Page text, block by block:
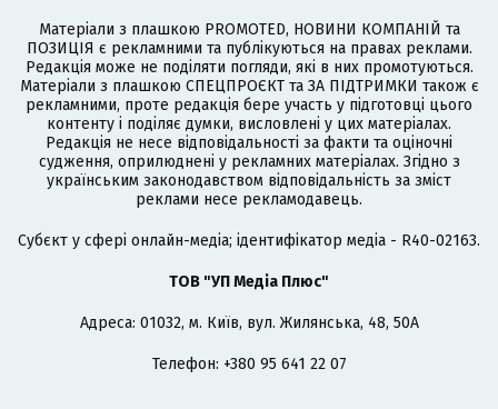
Матеріали з плашкою PROMOTED, НОВИНИ КОМПАНІЙ та
ПОЗИЦІЯ є рекламними та публікуються на правах реклами.
Редакція може не поділяти погляди, які в них промотуються.
Матеріали з плашкою СПЕЦПРОЄКТ та ЗА ПІДТРИМКИ також є
рекламними, проте редакція бере участь у підготовці цього
контенту і поділяє думки, висловлені у цих матеріалах.
Редакція не несе відповідальності за факти та оціночні
судження, оприлюднені у рекламних матеріалах. Згідно з
українським законодавством відповідальність за зміст
реклами несе рекламодавець.
Cубєкт у сфері онлайн-медіа; ідентифікатор медіа - R40-02163.
ТОВ "УП Медіа Плюс"
Адреса: 01032, м. Київ, вул. Жилянська, 48, 50А
Телефон: +380 95 641 22 07